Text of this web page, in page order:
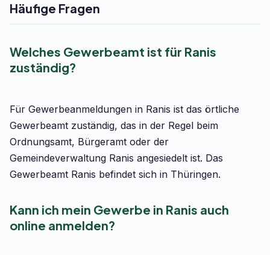
Häufige Fragen
Welches Gewerbeamt ist für Ranis
zuständig?
Für Gewerbeanmeldungen in Ranis ist das örtliche
Gewerbeamt zuständig, das in der Regel beim
Ordnungsamt, Bürgeramt oder der
Gemeindeverwaltung Ranis angesiedelt ist. Das
Gewerbeamt Ranis befindet sich in Thüringen.
Kann ich mein Gewerbe in Ranis auch
online anmelden?